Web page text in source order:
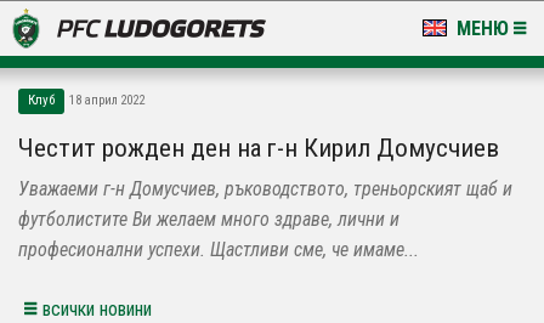
МЕНЮ
LUDOGORETS TV
НА ТЕРЕНА
СТАДИОН & БАЗИ
КЛУБ
Клуб 18 април 2022
Честит рожден ден на г-н Кирил Домусчиев
Уважаеми г-н Домусчиев, ръководството, треньорският щаб и
футболистите Ви желаем много здраве, лични и
професионални успехи. Щастливи сме, че имаме...
всички новини